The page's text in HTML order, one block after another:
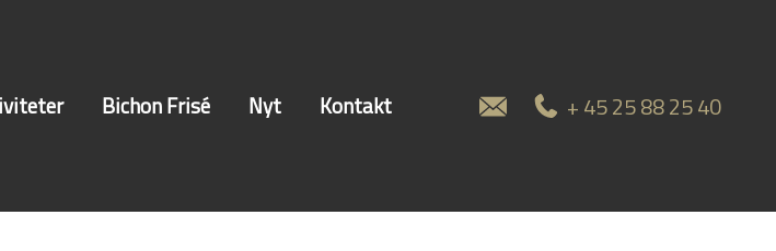
Bichon Frisé Nyt Kontakt + 45 25 88 25 40